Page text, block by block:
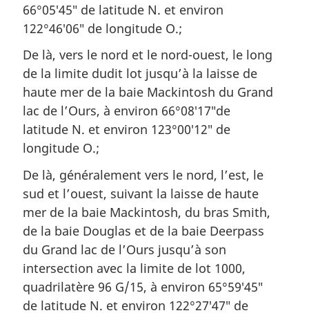
66°05′45″ de latitude N. et environ
122°46′06″ de longitude O.;
De là, vers le nord et le nord-ouest, le long
de la limite dudit lot jusqu’à la laisse de
haute mer de la baie Mackintosh du Grand
lac de l’Ours, à environ 66°08′17″de
latitude N. et environ 123°00′12″ de
longitude O.;
De là, généralement vers le nord, l’est, le
sud et l’ouest, suivant la laisse de haute
mer de la baie Mackintosh, du bras Smith,
de la baie Douglas et de la baie Deerpass
du Grand lac de l’Ours jusqu’à son
intersection avec la limite de lot 1000,
quadrilatère 96 G/15, à environ 65°59′45″
de latitude N. et environ 122°27′47″ de